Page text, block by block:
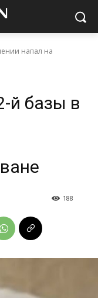
напал на
й базы в
188